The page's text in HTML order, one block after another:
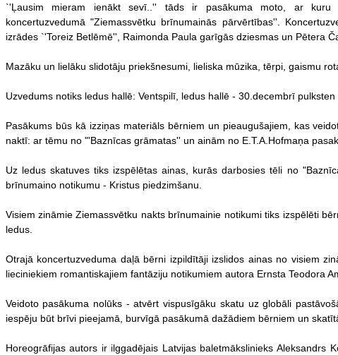
`'Ļausim mieram ienākt sevī..'' tāds ir pasākuma moto, ar kuru
koncertuzvedumā "Ziemassvētku brīnumainās pārvērtības''.
izrādes `'Toreiz Betlēmē'', Raimonda Paula garīgās dziesmas un Pētera
Mazāku un lielāku slidotāju priekšnesumi, lieliska mūzika, tērpi, gaismu
Uzvedums notiks ledus hallē: Ventspilī, ledus hallē - 30.decembrī pulksten
Pasākums būs kā izziņas materiāls bērniem un pieaugušajiem, kas
naktī: ar tēmu no "'Baznīcas grāmatas'' un ainām no E.T.A.Hofmaņa
Uz ledus skatuves tiks izspēlētas ainas, kurās darbosies tēli no
brīnumaino notikumu - Kristus piedzimšanu.
Visiem zināmie Ziemassvētku nakts brīnumainie notikumi tiks izspēlēti
ledus.
Otrajā koncertuzveduma daļā bērni izpildītāji izslidos ainas no visiem
lieciniekiem romantiskajiem fantāziju notikumiem autora Ernsta Teodora
Veidoto pasākuma nolūks - atvērt vispusīgāku skatu uz globāli
iespēju būt brīvi pieejamā, burvīgā pasākumā dažādiem bērniem un
Horeogrāfijas autors ir ilggadējais Latvijas baletmākslinieks Aleksandrs